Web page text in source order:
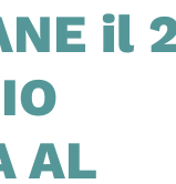
il
AL